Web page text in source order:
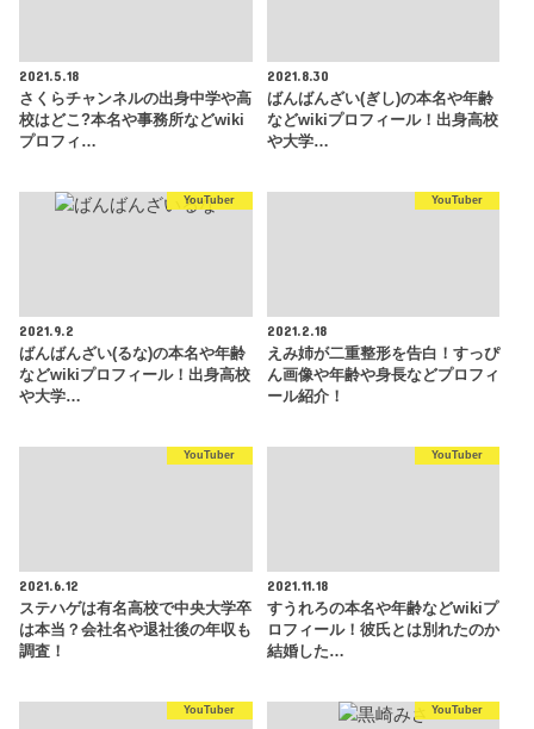
2021.5.18
さくらチャンネルの出身中学や高
校はどこ?本名や事務所などwiki
プロフィ…
2021.8.30
ばんばんざい(ぎし)の本名や年齢
などwikiプロフィール！出身高校
や大学…
YouTuber
2021.9.2
ばんばんざい(るな)の本名や年齢
などwikiプロフィール！出身高校
や大学…
YouTuber
2021.2.18
えみ姉が二重整形を告白！すっぴ
ん画像や年齢や身長などプロフィ
ール紹介！
YouTuber
2021.6.12
ステハゲは有名高校で中央大学卒
は本当？会社名や退社後の年収も
調査！
YouTuber
2021.11.18
すうれろの本名や年齢などwikiプ
ロフィール！彼氏とは別れたのか
結婚した…
YouTuber YouTuber